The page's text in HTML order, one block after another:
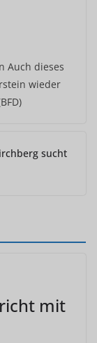
Auch dieses
wieder
sucht
mit